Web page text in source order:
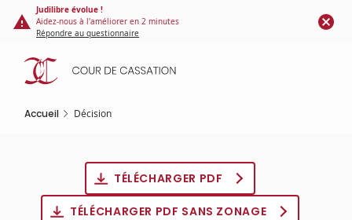
Panneau de gestion des cookies
contenu
principal
Judilibre évolue !
Aidez-nous à l'améliorer en 2 minutes
Répondre au questionnaire
Accueil Décision
TÉLÉCHARGER PDF
TÉLÉCHARGER PDF SANS ZONAGE